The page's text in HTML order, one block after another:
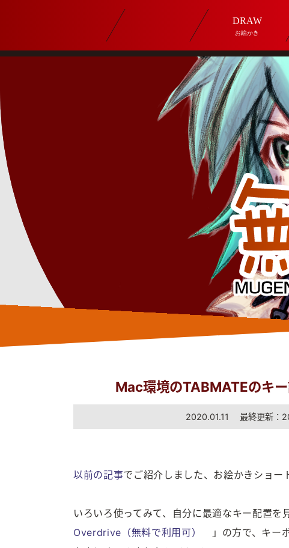
DRAW
お絵かき
Mac環境のTABMATEのキ
2020.01.11 最終更新：
以前の記事でご紹介しました、お絵かきショー
いろいろ使ってみて、自分に最適なキー配置
Overdrive（無料で利用可）
」の方で、キー